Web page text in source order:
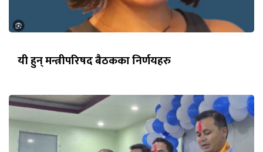
यी हुन् मन्त्रीपरिषद बैठकका निर्णयहरु